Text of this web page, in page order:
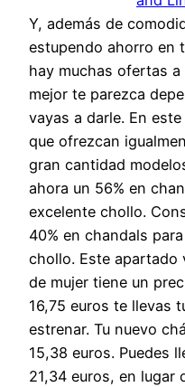
Y, además de
estupendo ahorro en
hay muchas ofertas
mejor te parezca
vayas a darle. En
que ofrezcan
gran cantidad
ahora un 56% en
excelente chollo.
40% en chandals
chollo. Este apartado
de mujer tiene un
16,75 euros te llevas
estrenar. Tu nuevo
15,38 euros. Puedes
21,34 euros, en lugar